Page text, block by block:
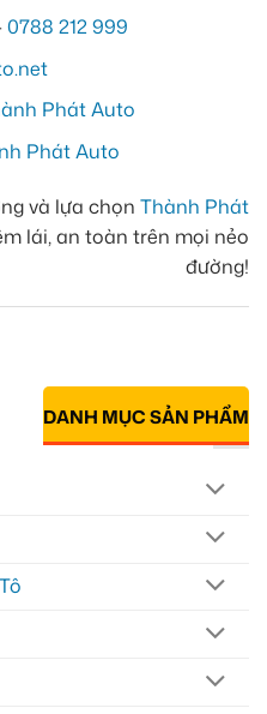
0788 212 999
Phát Auto
Phát Auto
và lựa chọn Thành Phát
lái, an toàn trên mọi nẻo
đường!
DANH MỤC SẢN PHẨM